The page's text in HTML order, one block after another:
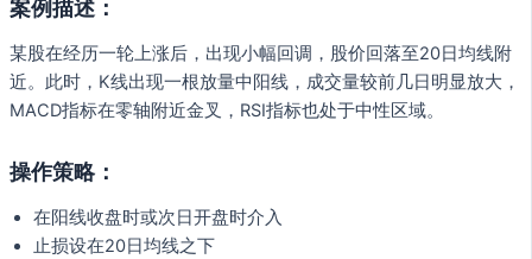
案例描述：
某股在经历一轮上涨后，出现小幅回调，股价回落至20日均线附
近。此时，K线出现一根放量中阳线，成交量较前几日明显放大，
MACD指标在零轴附近金叉，RSI指标也处于中性区域。
操作策略：
在阳线收盘时或次日开盘时介入
止损设在20日均线之下